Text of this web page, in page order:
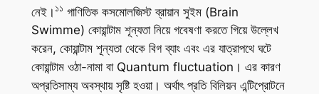
নেই। ১১ গাণিতিক কসমোলজিস্ট ব্রায়ান সুইম (Brain
Swimme) কোয়ান্টাম শূন্যতা নিয়ে গবেষণা করতে গিয়ে উল্লেখ
করেন, কোয়ান্টাম শূন্যতা থেকে বিগ ব্যাং এবং এর যাত্রাপথে ঘটে
কোয়ান্টাম ওঠা-নামা বা Quantum fluctuation। এর কারণ
অপ্রতিসাম্য অবস্থায় সৃষ্টি হওয়া। অর্থাৎ প্রতি বিলিয়ন এন্টিপ্রোটনে